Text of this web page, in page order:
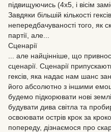
підвищуючись (4х5, і вісім
Завдяки більшій кількості
непередбачуваності того, як
партії, але...
Сценарії
... але найцінніше, що
сценарії. Сценарії
гексів, яка надає нам шанс
його абсолютно з іншими
будемо підкорювати нові
будувати дива світла та
освоювати острів крок за
попереду, дізнаємося про